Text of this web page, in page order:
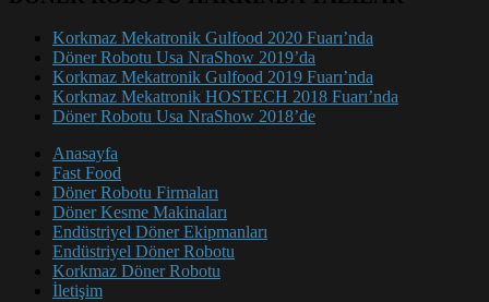
Korkmaz Mekatronik Gulfood 2020 Fuarı’nda
Döner Robotu Usa NraShow 2019’da
Korkmaz Mekatronik Gulfood 2019 Fuarı’nda
Korkmaz Mekatronik HOSTECH 2018 Fuarı’nda
Döner Robotu Usa NraShow 2018’de
Anasayfa
Fast Food
Döner Robotu Firmaları
Döner Kesme Makinaları
Endüstriyel Döner Ekipmanları
Endüstriyel Döner Robotu
Korkmaz Döner Robotu
İletişim